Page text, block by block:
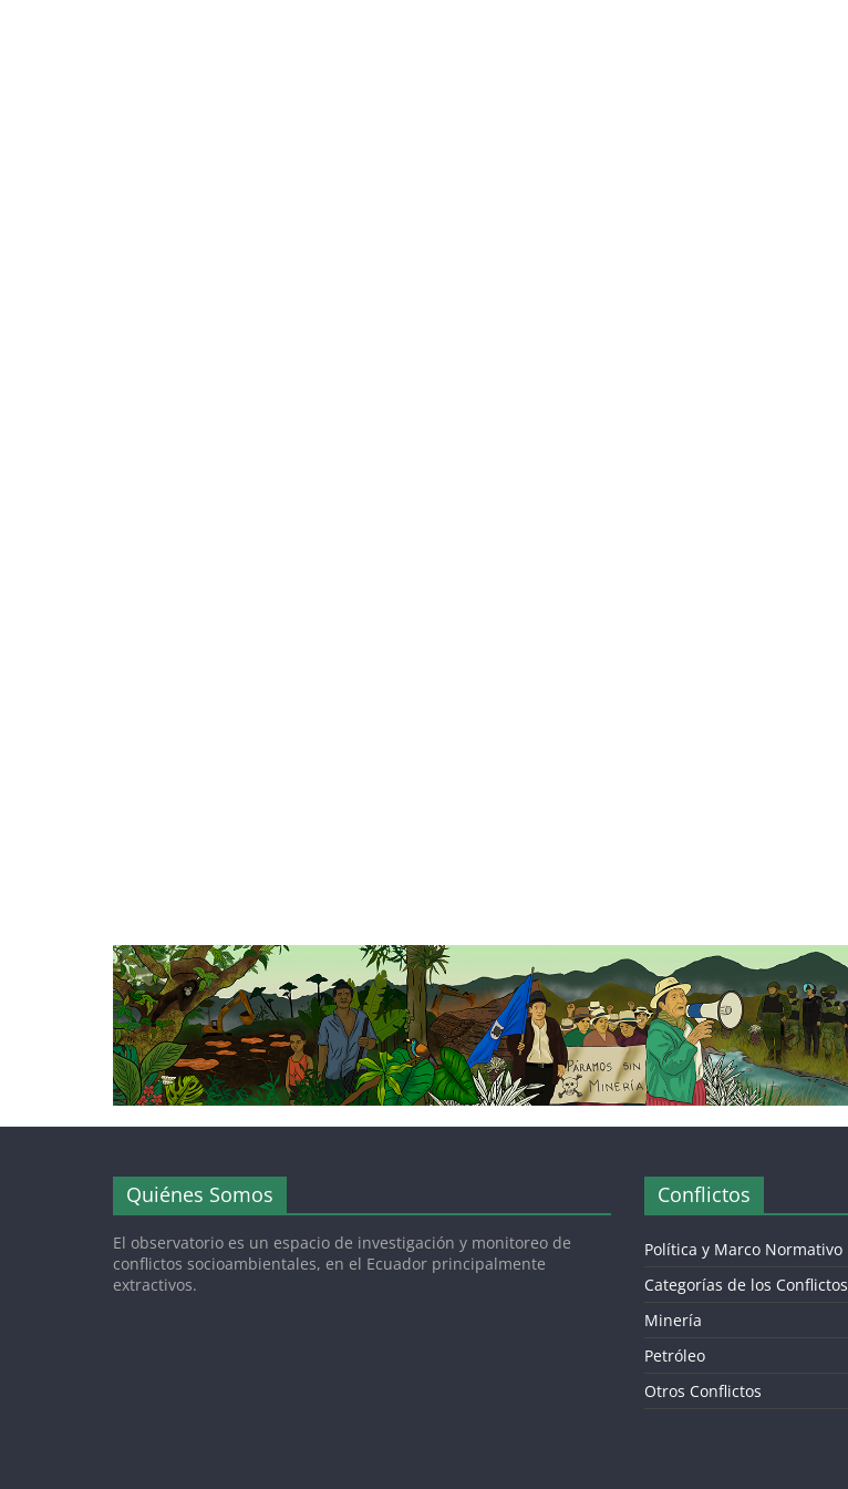
Quiénes Somos
El observatorio es un espacio de investigación y monitoreo de
conflictos socioambientales, en el Ecuador principalmente
extractivos.
Conflictos
Política y Marco Normativo
Categorías de los Conflictos
Minería
Petróleo
Otros Conflictos